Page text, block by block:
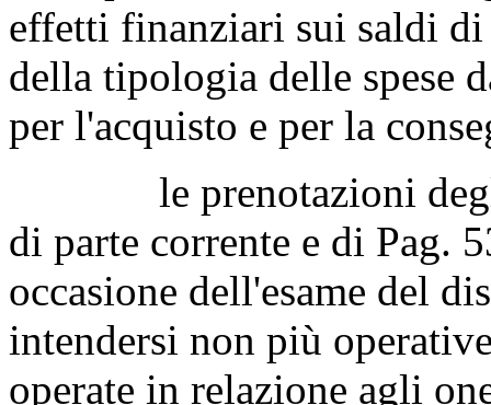
effetti finanziari sui saldi
della tipologia delle spese
per l'acquisto e per la
le prenotazioni degli
di parte corrente e di Pag.
occasione dell'esame del
intendersi non più
operate in relazione agli